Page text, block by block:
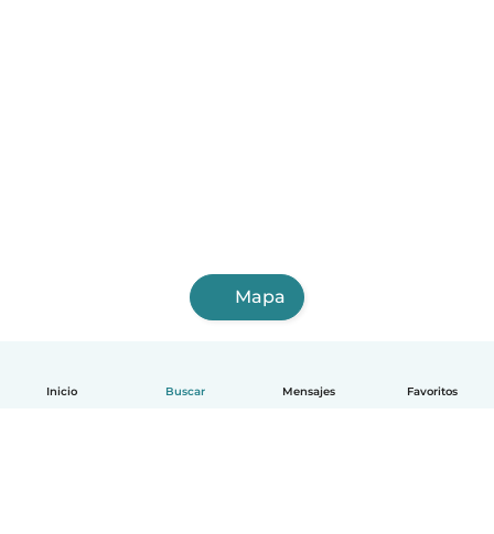
Inicio Buscar Mensajes Favoritos
Mapa